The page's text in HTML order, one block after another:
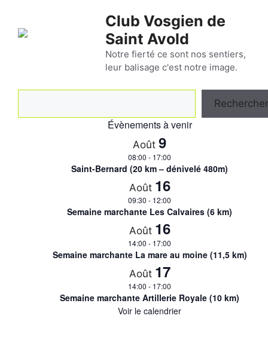
contenu
Club Vosgien de
Saint Avold
Notre fierté ce sont nos sentiers,
leur balisage c'est notre image.
Rechercher
Évènements à venir
Août 9
08:00 - 17:00
Saint-Bernard (20 km – dénivelé 480m)
Août 16
09:30 - 12:00
Semaine marchante Les Calvaires (6 km)
Août 16
14:00 - 17:00
Semaine marchante La mare au moine (11,5 km)
Août 17
14:00 - 17:00
Semaine marchante Artillerie Royale (10 km)
Voir le calendrier